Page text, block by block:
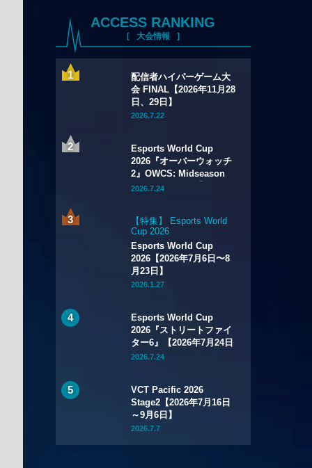
ACCESS RANKING
大会情報
配信者ハイパーゲーム大
会 FINAL【2026年11月28
日、29日】
2026.7.22
Esports World Cup
2026『オーバーウォッチ
2』OWCS: Midseason
Championship【2026年
2026.7.24
【特集】 Esports World
Cup 2026
Esports World Cup
2026【2026年7月6日〜8
月23日】
2026.1.27
Esports World Cup
2026『ストリートファイ
ター6』【2026年7月24日
～8月1日】
2026.7.24
VCT Pacific 2026
Stage2【2026年7月16日
～9月6日】
2026.7.7